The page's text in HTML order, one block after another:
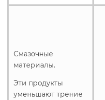
Смазочные
материалы.
Эти продукты
уменьшают трение